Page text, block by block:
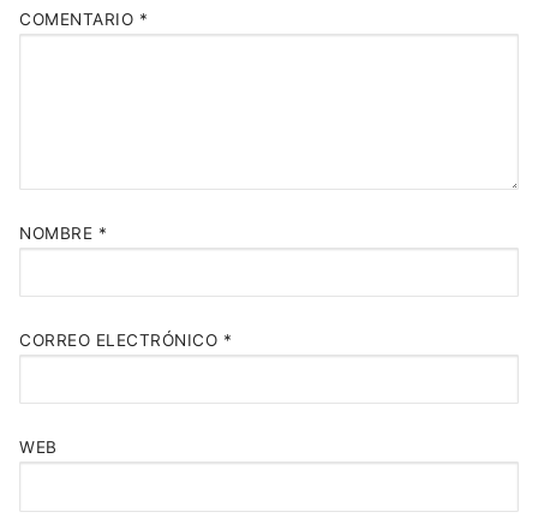
COMENTARIO *
NOMBRE *
CORREO ELECTRÓNICO *
WEB